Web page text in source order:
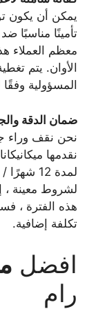
يمكن أن يكون
تأمينًا مناسبًا
معظم العملاء
الأوان. يتم
المسؤولية وفقًا
ضمان الدقة
نحن نقف وراء
نقدمها
لشروط معينة ،
هذه الفترة ،
تكلفة إضافية.
افضل
رام